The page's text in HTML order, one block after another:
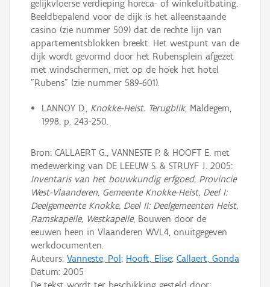
gelijkvloerse verdieping horeca- of winkeluitbating.
Beeldbepalend voor de dijk is het alleenstaande
casino (zie nummer 509) dat de rechte lijn van
appartementsblokken breekt. Het westpunt van de
dijk wordt gevormd door het Rubensplein afgezet
met windschermen, met op de hoek het hotel
"Rubens" (zie nummer 589-601).
LANNOY D., Knokke-Heist. Terugblik, Maldegem,
1998, p. 243-250.
Bron: CALLAERT G., VANNESTE P. & HOOFT E. met
medewerking van DE LEEUW S. & STRUYF J. 2005:
Inventaris van het bouwkundig erfgoed, Provincie
West-Vlaanderen, Gemeente Knokke-Heist, Deel I:
Deelgemeente Knokke, Deel II: Deelgemeenten Heist,
Ramskapelle, Westkapelle, Bouwen door de
eeuwen heen in Vlaanderen WVL4, onuitgegeven
werkdocumenten.
Auteurs: Vanneste, Pol; Hooft, Elise; Callaert, Gonda
Datum: 2005